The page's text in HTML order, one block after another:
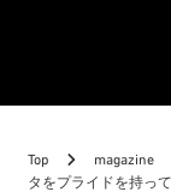
Top magazine
タをプライドを持っ